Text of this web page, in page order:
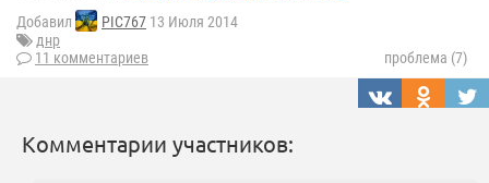
Добавил PIC767 13 Июля 2014
днр
11 комментариев
проблема (7)
Комментарии участников: